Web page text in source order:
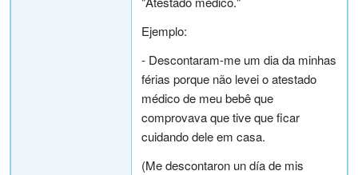
Ejemplo:
- Descontaram-me um dia da minhas
férias porque não levei o atestado
médico de meu bebê que
comprovava que tive que ficar
cuidando dele em casa.
(Me descontaron un día de mis